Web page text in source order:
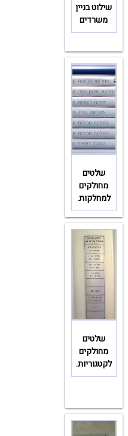
שילוט בניין
משרדים
שלטים
מחולקים
למחלקות.
שלטים
מחולקים
לקטגוריות.